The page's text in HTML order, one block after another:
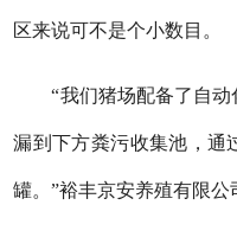
区来说可不是个小数目。
“我们猪场配备了自动
漏到下方粪污收集池，通
罐。”裕丰京安养殖有限公